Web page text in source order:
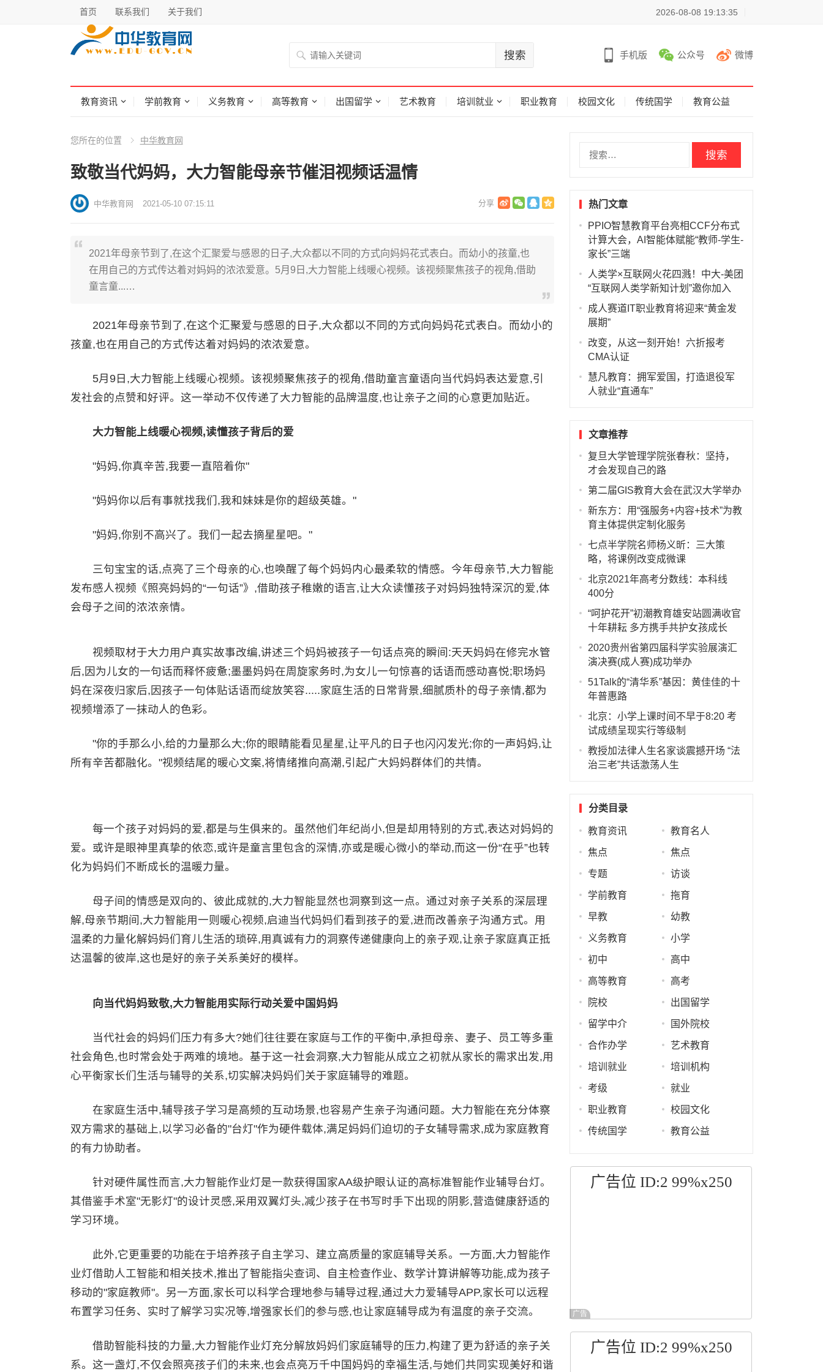
首页 联系我们 关于我们 2026-08-08 19:13:35
手机版 公众号 微博
教育资讯 学前教育 义务教育 高等教育 出国留学 艺术教育 培训就业 职业教育 校园文化 传统国学 教育公益
您所在的位置 中华教育网
致敬当代妈妈，大力智能母亲节催泪视频话温情
中华教育网 2021-05-10 07:15:11
2021年母亲节到了,在这个汇聚爱与感恩的日子,大众都以不同的方式向妈妈花式表白。而幼小的孩童,也
在用自己的方式传达着对妈妈的浓浓爱意。5月9日,大力智能上线暖心视频。该视频聚焦孩子的视角,借助
童言童...…
2021年母亲节到了,在这个汇聚爱与感恩的日子,大众都以不同的方式向妈妈花式表白。而幼小的
孩童,也在用自己的方式传达着对妈妈的浓浓爱意。
5月9日,大力智能上线暖心视频。该视频聚焦孩子的视角,借助童言童语向当代妈妈表达爱意,引
发社会的点赞和好评。这一举动不仅传递了大力智能的品牌温度,也让亲子之间的心意更加贴近。
大力智能上线暖心视频,读懂孩子背后的爱
"妈妈,你真辛苦,我要一直陪着你"
"妈妈你以后有事就找我们,我和妹妹是你的超级英雄。"
"妈妈,你别不高兴了。我们一起去摘星星吧。"
三句宝宝的话,点亮了三个母亲的心,也唤醒了每个妈妈内心最柔软的情感。今年母亲节,大力智能
发布感人视频《照亮妈妈的“一句话”》,借助孩子稚嫩的语言,让大众读懂孩子对妈妈独特深沉的爱,体
会母子之间的浓浓亲情。
视频取材于大力用户真实故事改编,讲述三个妈妈被孩子一句话点亮的瞬间:天天妈妈在修完水管
后,因为儿女的一句话而释怀疲惫;墨墨妈妈在周旋家务时,为女儿一句惊喜的话语而感动喜悦;职场妈
妈在深夜归家后,因孩子一句体贴话语而绽放笑容.....家庭生活的日常背景,细腻质朴的母子亲情,都为
视频增添了一抹动人的色彩。
"你的手那么小,给的力量那么大;你的眼睛能看见星星,让平凡的日子也闪闪发光;你的一声妈妈,让
所有辛苦都融化。"视频结尾的暖心文案,将情绪推向高潮,引起广大妈妈群体们的共情。
每一个孩子对妈妈的爱,都是与生俱来的。虽然他们年纪尚小,但是却用特别的方式,表达对妈妈的
爱。或许是眼神里真挚的依恋,或许是童言里包含的深情,亦或是暖心微小的举动,而这一份“在乎”也转
化为妈妈们不断成长的温暖力量。
母子间的情感是双向的、彼此成就的,大力智能显然也洞察到这一点。通过对亲子关系的深层理
解,母亲节期间,大力智能用一则暖心视频,启迪当代妈妈们看到孩子的爱,进而改善亲子沟通方式。用
温柔的力量化解妈妈们育儿生活的琐碎,用真诚有力的洞察传递健康向上的亲子观,让亲子家庭真正抵
达温馨的彼岸,这也是好的亲子关系美好的模样。
向当代妈妈致敬,大力智能用实际行动关爱中国妈妈
当代社会的妈妈们压力有多大?她们往往要在家庭与工作的平衡中,承担母亲、妻子、员工等多重
社会角色,也时常会处于两难的境地。基于这一社会洞察,大力智能从成立之初就从家长的需求出发,用
心平衡家长们生活与辅导的关系,切实解决妈妈们关于家庭辅导的难题。
在家庭生活中,辅导孩子学习是高频的互动场景,也容易产生亲子沟通问题。大力智能在充分体察
双方需求的基础上,以学习必备的"台灯"作为硬件载体,满足妈妈们迫切的子女辅导需求,成为家庭教育
的有力协助者。
针对硬件属性而言,大力智能作业灯是一款获得国家AA级护眼认证的高标准智能作业辅导台灯。
其借鉴手术室"无影灯"的设计灵感,采用双翼灯头,减少孩子在书写时手下出现的阴影,营造健康舒适的
学习环境。
此外,它更重要的功能在于培养孩子自主学习、建立高质量的家庭辅导关系。一方面,大力智能作
业灯借助人工智能和相关技术,推出了智能指尖查词、自主检查作业、数学计算讲解等功能,成为孩子
移动的"家庭教师"。另一方面,家长可以科学合理地参与辅导过程,通过大力爱辅导APP,家长可以远程
布置学习任务、实时了解学习实况等,增强家长们的参与感,也让家庭辅导成为有温度的亲子交流。
借助智能科技的力量,大力智能作业灯充分解放妈妈们家庭辅导的压力,构建了更为舒适的亲子关
系。这一盏灯,不仅会照亮孩子们的未来,也会点亮万千中国妈妈的幸福生活,与她们共同实现美好和谐
热门文章
PPIO智慧教育平台亮相CCF分布式
计算大会，AI智能体赋能“教师-学生-
家长”三端
人类学×互联网火花四溅！中大-美团
“互联网人类学新知计划”邀你加入
成人赛道IT职业教育将迎来“黄金发
展期”
改变，从这一刻开始！六折报考
CMA认证
慧凡教育：拥军爱国，打造退役军
人就业“直通车”
文章推荐
复旦大学管理学院张春秋：坚持，
才会发现自己的路
第二届GIS教育大会在武汉大学举办
新东方：用“强服务+内容+技术”为教
育主体提供定制化服务
七点半学院名师杨义昕：三大策
略，将课例改变成微课
北京2021年高考分数线：本科线
400分
“呵护花开”初潮教育雄安站圆满收官
十年耕耘 多方携手共护女孩成长
2020贵州省第四届科学实验展演汇
演决赛(成人赛)成功举办
51Talk的“清华系”基因：黄佳佳的十
年普惠路
北京：小学上课时间不早于8:20 考
试成绩呈现实行等级制
教授加法律人生名家谈震撼开场 “法
治三老”共话激荡人生
分类目录
教育资讯 教育名人
焦点 焦点
专题 访谈
学前教育 拖育
早教 幼教
义务教育 小学
初中 高中
高等教育 高考
院校 出国留学
留学中介 国外院校
合作办学 艺术教育
培训就业 培训机构
考级 就业
职业教育 校园文化
传统国学 教育公益
广告位 ID:2 99%x250
广告
广告位 ID:2 99%x250